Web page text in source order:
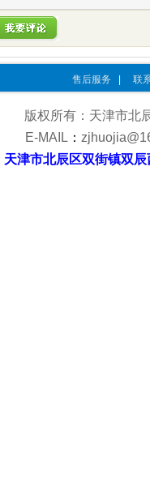
售后服务 联
版权所有：天津市北
E-MAIL ：
天津市北辰区双街镇双